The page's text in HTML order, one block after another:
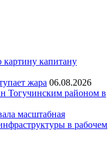
капитану
жара 06.08.2026
Тогучинским районом в
масштабная
в рабочем